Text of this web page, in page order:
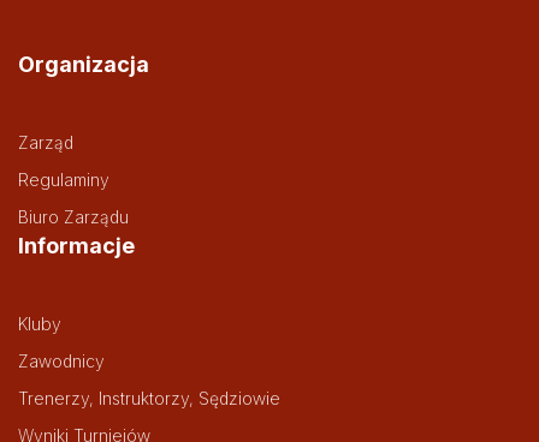
Organizacja
Zarząd
Regulaminy
Biuro Zarządu
Informacje
Kluby
Zawodnicy
Trenerzy, Instruktorzy, Sędziowie
Wyniki Turniejów